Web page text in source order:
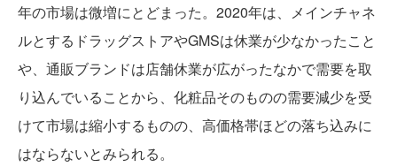
年の市場は微増にとどまった。2020年は、メインチャネ
ルとするドラッグストアやGMSは休業が少なかったこと
や、通販ブランドは店舗休業が広がったなかで需要を取
り込んでいることから、化粧品そのものの需要減少を受
けて市場は縮小するものの、高価格帯ほどの落ち込みに
はならないとみられる。